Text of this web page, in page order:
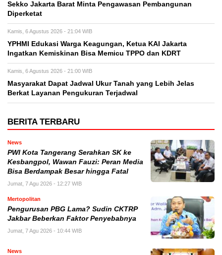
Sekko Jakarta Barat Minta Pengawasan Pembangunan
Diperketat
Kamis, 6 Agustus 2026 - 21:04 WIB
YPHMI Edukasi Warga Keagungan, Ketua KAI Jakarta
Ingatkan Kemiskinan Bisa Memicu TPPO dan KDRT
Kamis, 6 Agustus 2026 - 21:00 WIB
Masyarakat Dapat Jadwal Ukur Tanah yang Lebih Jelas
Berkat Layanan Pengukuran Terjadwal
BERITA TERBARU
News
PWI Kota Tangerang Serahkan SK ke
Kesbangpol, Wawan Fauzi: Peran Media
Bisa Berdampak Besar hingga Fatal
Jumat, 7 Agu 2026 - 12:27 WIB
Mertopolitan
Pengurusan PBG Lama? Sudin CKTRP
Jakbar Beberkan Faktor Penyebabnya
Jumat, 7 Agu 2026 - 10:44 WIB
News